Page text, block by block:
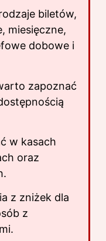
biletów,
miesięczne,
dobowe i
zapoznać
w kasach
oraz
z zniżek dla
z